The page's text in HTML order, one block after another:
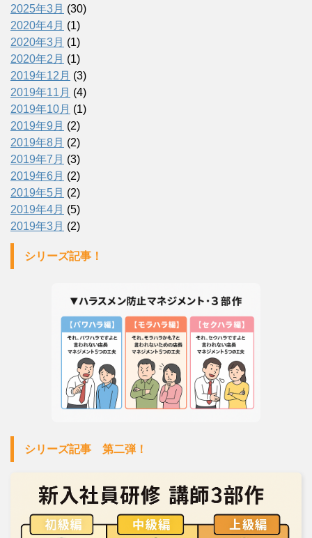
2025年3月 (30)
2020年4月 (1)
2020年3月 (1)
2020年2月 (1)
2019年12月 (3)
2019年11月 (4)
2019年10月 (1)
2019年9月 (2)
2019年8月 (2)
2019年7月 (3)
2019年6月 (2)
2019年5月 (2)
2019年4月 (5)
2019年3月 (2)
シリーズ記事！
シリーズ記事 第二弾！